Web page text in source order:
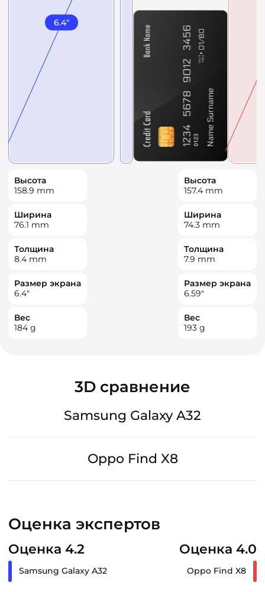
6.4"
Высота
158.9 mm
Ширина
76.1 mm
Толщина
8.4 mm
Размер экрана
6.4"
Вес
184 g
Высота
157.4 mm
Ширина
74.3 mm
Толщина
7.9 mm
Размер экрана
6.59"
Вес
193 g
3D сравнение
Samsung Galaxy A32
Oppo Find X8
Оценка экспертов
Оценка 4.2 Оценка 4.0
Samsung Galaxy A32 Oppo Find X8